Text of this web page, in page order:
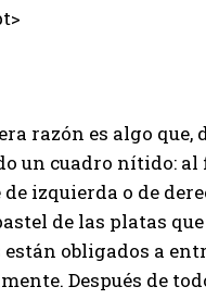
razón es algo que,
un cuadro nítido: al
de izquierda o de
de las platas
obligados a
Después de